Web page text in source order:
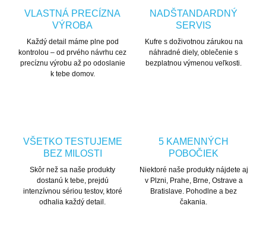
VLASTNÁ PRECÍZNA
VÝROBA
Každý detail máme plne pod
kontrolou – od prvého návrhu cez
precíznu výrobu až po odoslanie
k tebe domov.
NADŠTANDARDNÝ
SERVIS
Kufre s doživotnou zárukou na
náhradné diely, oblečenie s
bezplatnou výmenou veľkosti.
VŠETKO TESTUJEME
BEZ MILOSTI
Skôr než sa naše produkty
dostanú k tebe, prejdú
intenzívnou sériou testov, ktoré
odhalia každý detail.
5 KAMENNÝCH
POBOČIEK
Niektoré naše produkty nájdete aj
v Plzni, Prahe, Brne, Ostrave a
Bratislave. Pohodlne a bez
čakania.